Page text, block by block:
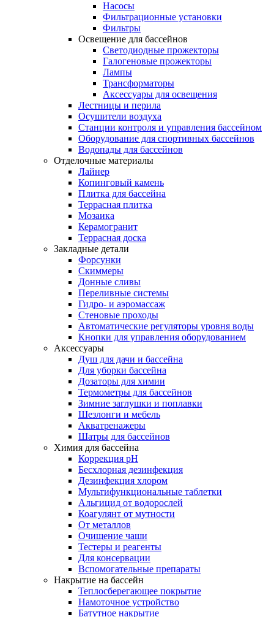
Насосы
Фильтрационные установки
Фильтры
Освещение для бассейнов
Светодиодные прожекторы
Галогеновые прожекторы
Лампы
Трансформаторы
Аксессуары для освещения
Лестницы и перила
Осушители воздуха
Станции контроля и управления бассейном
Оборудование для спортивных бассейнов
Водопады для бассейнов
Отделочные материалы
Лайнер
Копинговый камень
Плитка для бассейна
Террасная плитка
Мозаика
Керамогранит
Террасная доска
Закладные детали
Форсунки
Скиммеры
Донные сливы
Переливные системы
Гидро- и аэромассаж
Стеновые проходы
Автоматические регуляторы уровня воды
Кнопки для управления оборудованием
Аксессуары
Душ для дачи и бассейна
Для уборки бассейна
Дозаторы для химии
Термометры для бассейнов
Зимние заглушки и поплавки
Шезлонги и мебель
Акватренажеры
Шатры для бассейнов
Химия для бассейна
Коррекция pH
Бесхлорная дезинфекция
Дезинфекция хлором
Мультифункциональные таблетки
Альгицид от водорослей
Коагулянт от мутности
От металлов
Очищение чаши
Тестеры и реагенты
Для консервации
Вспомогательные препараты
Накрытие на бассейн
Теплосберегающее покрытие
Намоточное устройство
Батутное накрытие